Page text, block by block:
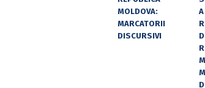
MOLDOVA:
MARCATORII
DISCURSIVI